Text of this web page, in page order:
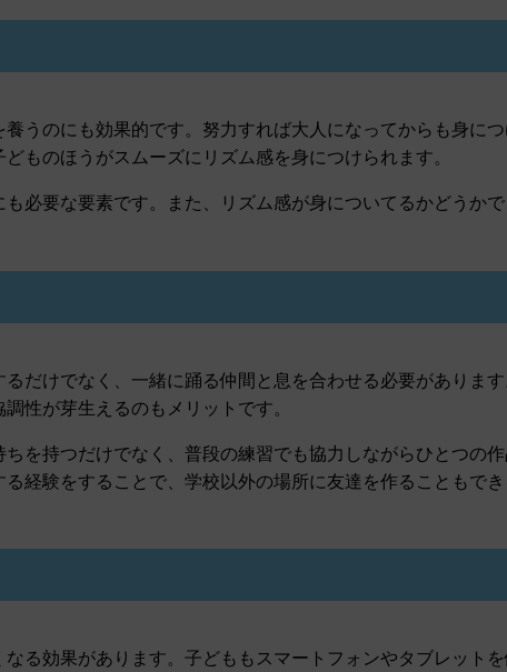
うのにも効果的です。努力すれば大人になってからも身につ
ものほうがスムーズにリズム感を身につけられます。
必要な要素です。また、リズム感が身についてるかどうかで
だけでなく、一緒に踊る仲間と息を合わせる必要があります
性が芽生えるのもメリットです。
を持つだけでなく、普段の練習でも協力しながらひとつの作
経験をすることで、学校以外の場所に友達を作ることもでき
る効果があります。子どももスマートフォンやタブレットを